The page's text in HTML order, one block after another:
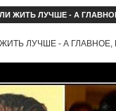
ЖИТЬ ЛУЧШЕ - А
ЛУЧШЕ - А ГЛАВНОЕ,